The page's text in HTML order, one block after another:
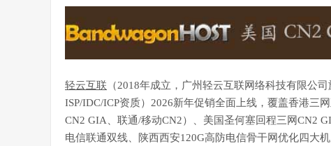
轻云互联 （2018年成立，广州轻云互联网络科技有限公
ISP/IDC/ICP资质）2026新年促销全面上线，覆盖香港三
CN2 GIA、联通/移动CN2）、美国圣何塞回程三网CN2
电信联通双线、陕西西安120G高防电信骨干网优化四大